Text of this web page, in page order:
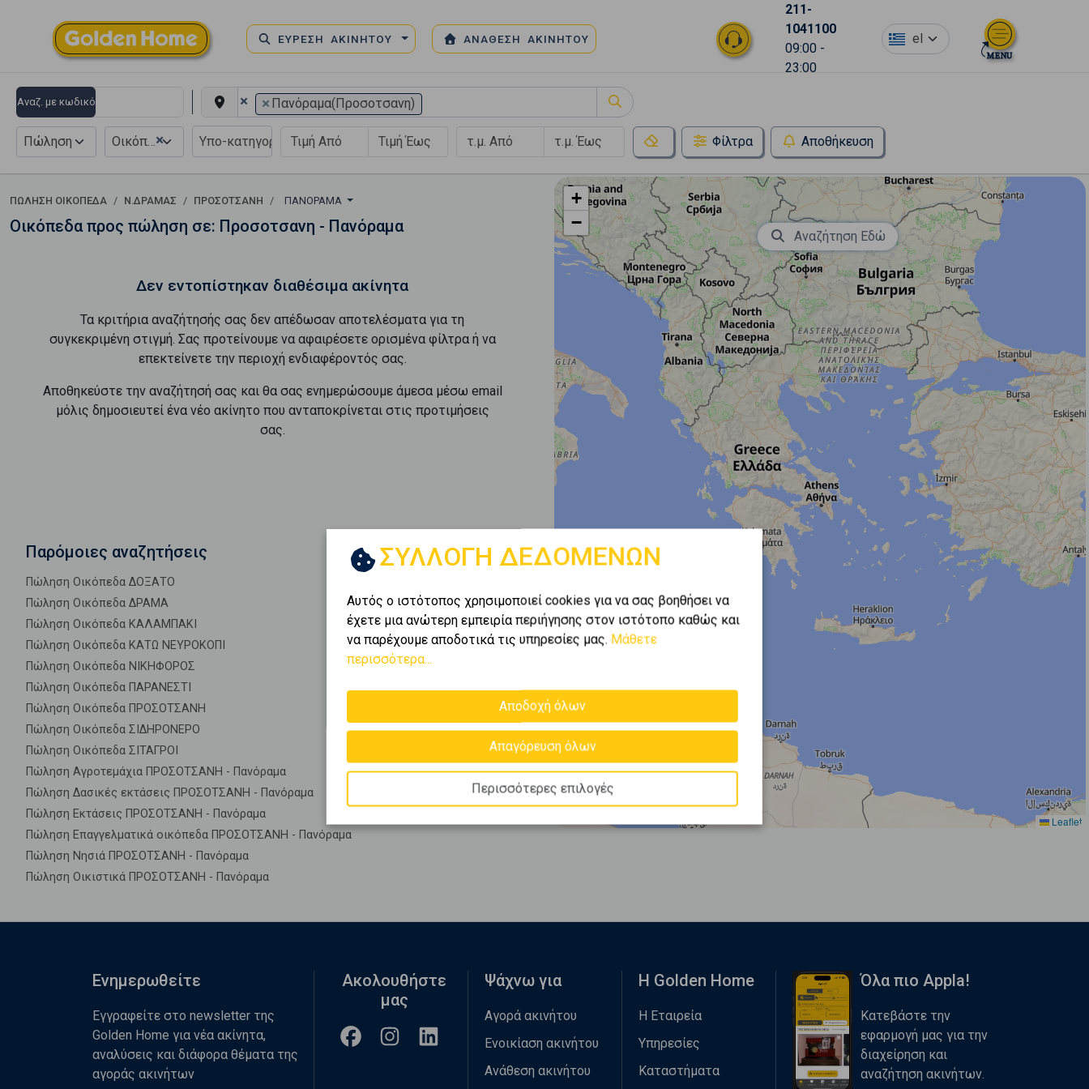
ΕΥΡΕΣΗ ΑΚΙΝΗΤΟΥ ΑΝΑΘΕΣΗ ΑΚΙΝΗΤΟΥ
211-
1041100
09:00 -
23:00
el
Αναζ. με κωδικό × × Πανόραμα(Προσοτσανη)
Πώληση ×
Οικόπεδο Φίλτρα Αποθήκευση
ΠΏΛΗΣΗ ΟΙΚΌΠΕΔΑ Ν.ΔΡΑΜΑΣ ΠΡΟΣΟΤΣΑΝΗ ΠΑΝΌΡΑΜΑ
Οικόπεδα προς πώληση σε: Προσοτσανη - Πανόραμα
Δεν εντοπίστηκαν διαθέσιμα ακίνητα
Τα κριτήρια αναζήτησής σας δεν απέδωσαν αποτελέσματα για τη
συγκεκριμένη στιγμή. Σας προτείνουμε να αφαιρέσετε ορισμένα φίλτρα ή να
επεκτείνετε την περιοχή ενδιαφέροντός σας.
Αποθηκεύστε την αναζήτησή σας και θα σας ενημερώσουμε άμεσα μέσω email
μόλις δημοσιευτεί ένα νέο ακίνητο που ανταποκρίνεται στις προτιμήσεις
σας.
Παρόμοιες αναζητήσεις
Πώληση Οικόπεδα ΔΟΞΑΤΟ
Πώληση Οικόπεδα ΔΡΑΜΑ
Πώληση Οικόπεδα ΚΑΛΑΜΠΑΚΙ
Πώληση Οικόπεδα ΚΑΤΩ ΝΕΥΡΟΚΟΠΙ
Πώληση Οικόπεδα ΝΙΚΗΦΟΡΟΣ
Πώληση Οικόπεδα ΠΑΡΑΝΕΣΤΙ
Πώληση Οικόπεδα ΠΡΟΣΟΤΣΑΝΗ
Πώληση Οικόπεδα ΣΙΔΗΡΟΝΕΡΟ
Πώληση Οικόπεδα ΣΙΤΑΓΡΟΙ
Πώληση Αγροτεμάχια ΠΡΟΣΟΤΣΑΝΗ - Πανόραμα
Πώληση Δασικές εκτάσεις ΠΡΟΣΟΤΣΑΝΗ - Πανόραμα
Πώληση Εκτάσεις ΠΡΟΣΟΤΣΑΝΗ - Πανόραμα
Πώληση Επαγγελματικά οικόπεδα ΠΡΟΣΟΤΣΑΝΗ - Πανόραμα
Πώληση Νησιά ΠΡΟΣΟΤΣΑΝΗ - Πανόραμα
Πώληση Οικιστικά ΠΡΟΣΟΤΣΑΝΗ - Πανόραμα
+
−
Leaflet
Αναζήτηση Εδώ
ΣΥΛΛΟΓΗ ΔΕΔΟΜΕΝΩΝ
Αυτός ο ιστότοπος χρησιμοποιεί cookies για να σας βοηθήσει να
έχετε μια ανώτερη εμπειρία περιήγησης στον ιστότοπο καθώς και
να παρέχουμε αποδοτικά τις υπηρεσίες μας. Μάθετε
περισσότερα...
Αποδοχή όλων
Απαγόρευση όλων
Περισσότερες επιλογές
Ενημερωθείτε
Εγγραφείτε στο newsletter της
Golden Home για νέα ακίνητα,
αναλύσεις και διάφορα θέματα της
αγοράς ακινήτων
Ακολουθήστε
μας
Ψάχνω για
Αγορά ακινήτου
Ενοικίαση ακινήτου
Ανάθεση ακινήτου
Η Golden Home
Η Εταιρεία
Υπηρεσίες
Καταστήματα
Όλα πιο Appla!
Κατεβάστε την
εφαρμογή μας για την
διαχείρηση και
αναζήτηση ακινήτων.